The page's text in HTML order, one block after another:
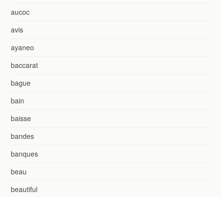
aucoc
avis
ayaneo
baccarat
bague
bain
baisse
bandes
banques
beau
beautiful